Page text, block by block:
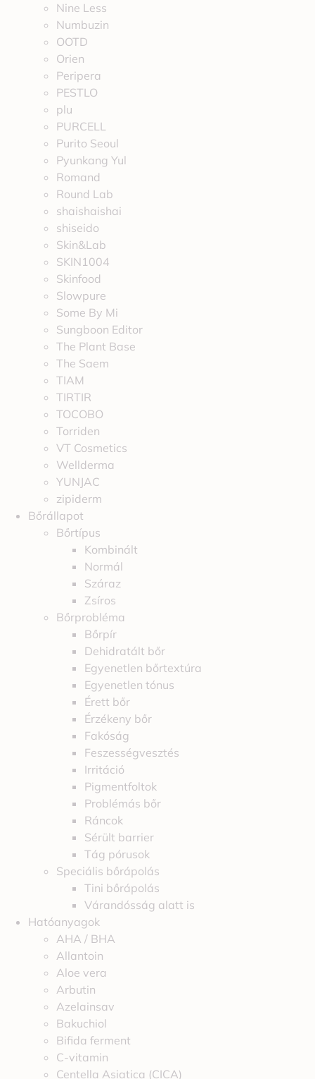
Nine Less
Numbuzin
OOTD
Orien
Peripera
PESTLO
plu
PURCELL
Purito Seoul
Pyunkang Yul
Romand
Round Lab
shaishaishai
shiseido
Skin&Lab
SKIN1004
Skinfood
Slowpure
Some By Mi
Sungboon Editor
The Plant Base
The Saem
TIAM
TIRTIR
TOCOBO
Torriden
VT Cosmetics
Wellderma
YUNJAC
zipiderm
Bőrállapot
Bőrtípus
Kombinált
Normál
Száraz
Zsíros
Bőrprobléma
Bőrpír
Dehidratált bőr
Egyenetlen bőrtextúra
Egyenetlen tónus
Érett bőr
Érzékeny bőr
Fakóság
Feszességvesztés
Irritáció
Pigmentfoltok
Problémás bőr
Ráncok
Sérült barrier
Tág pórusok
Speciális bőrápolás
Tini bőrápolás
Várandósság alatt is
Hatóanyagok
AHA / BHA
Allantoin
Aloe vera
Arbutin
Azelainsav
Bakuchiol
Bifida ferment
C-vitamin
Centella Asiatica (CICA)